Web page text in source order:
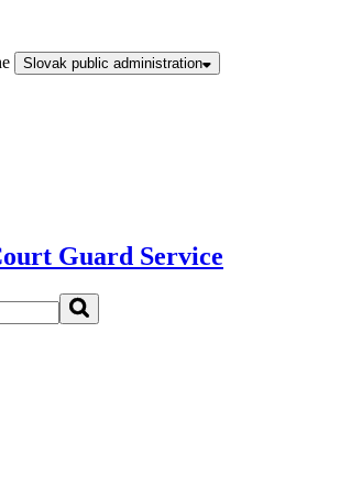
Slovak public administration
Guard Service